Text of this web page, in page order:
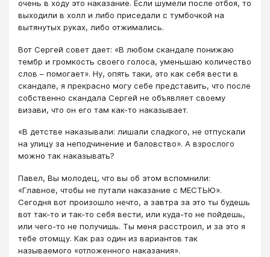
очень в ходу это наказание. Если шумели после отбоя, то
выходили в холл и либо приседали с тумбочкой на
вытянутых руках, либо отжимались.
Вот Сергей совет дает: «В любом скандале понижаю
тембр и громкость своего голоса, уменьшаю количество
слов – помогает». Ну, опять таки, это как себя вести в
скандале, я прекрасно могу себе представить, что после
собственно скандала Сергей не объявляет своему
визави, что он его там как-то наказывает.
«В детстве наказывали: лишали сладкого, не отпускали
на улицу за неподчинение и баловство». А взрослого
можно так наказывать?
Павел, Вы молодец, что вы об этом вспомнили:
«Главное, чтобы не путали наказание с МЕСТЬЮ».
Сегодня вот произошло нечто, а завтра за это ты будешь
вот так-то и так-то себя вести, или куда-то не пойдешь,
или чего-то не получишь. Ты меня расстроил, и за это я
тебе отомщу. Как раз один из вариантов так
называемого «отложенного наказания».